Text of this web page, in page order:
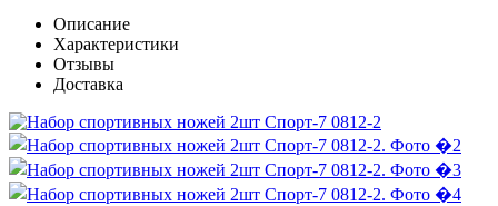
Описание
Характеристики
Отзывы
Доставка